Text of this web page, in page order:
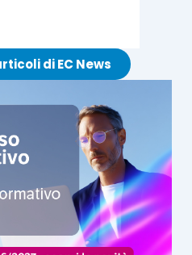
di EC News